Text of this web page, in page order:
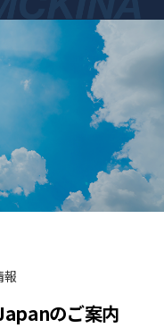
報
のご案内